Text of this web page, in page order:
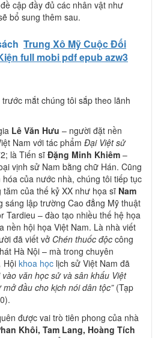
cập đầy đủ các nhân vật như
bổ sung thêm sau.
Trung Xô Mỹ Cuộc Đối
full mobi pdf epub azw3
mắt chúng tôi sắp theo lãnh
Lê Văn Hưu – người đặt nền
Nam với tác phẩm Đại Việt sử
là Tiến sĩ Đặng Minh Khiêm –
vịnh sử Nam bằng chữ Hán. Cũng
của nước nhà, chúng tôi tiếp tục
của thế kỷ XX như họa sĩ Nam
sáng lập trường Cao đẳng Mỹ thuật
Tardieu – đào tạo nhiều thế hệ họa
nền hội họa Việt Nam. Là nhà viết
đã viết vở Chén thuốc độc công
Hà Nội – mà trong chuyên
Hội khoa học lịch sử Việt Nam đã
vào văn học sử và sân khấu Việt
đầu cho kịch nói dân tộc”(Tạp
được vai trò tiên phong của nhà
Khôi, Tam Lang, Hoàng Tích